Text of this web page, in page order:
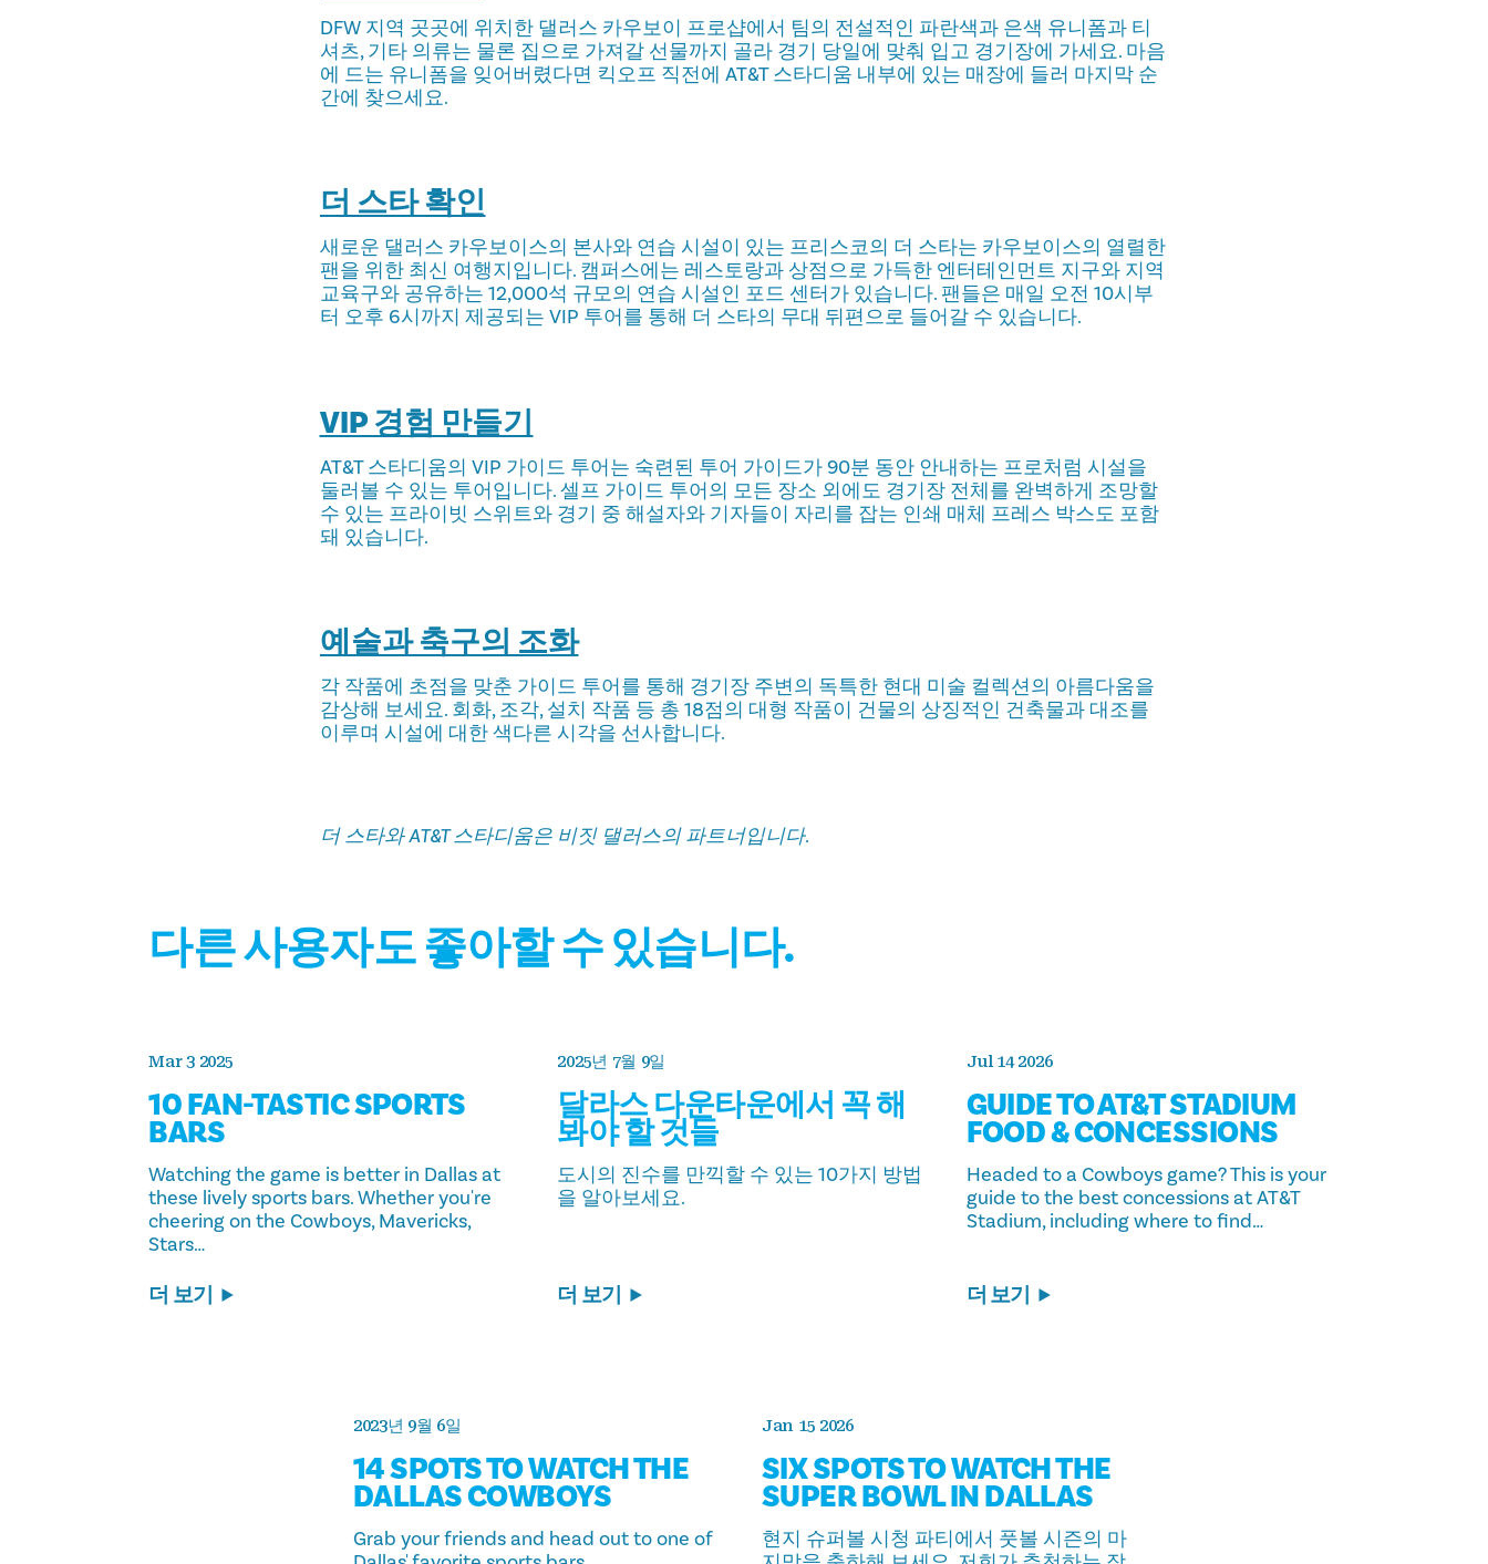
DFW 지역 곳곳에 위치한 댈러스 카우보이 프로샵에서 팀의 전설적인 파란색과 은색 유니폼과 티
셔츠, 기타 의류는 물론 집으로 가져갈 선물까지 골라 경기 당일에 맞춰 입고 경기장에 가세요. 마음
에 드는 유니폼을 잊어버렸다면 킥오프 직전에 AT&T 스타디움 내부에 있는 매장에 들러 마지막 순
간에 찾으세요.
더 스타 확인
새로운 댈러스 카우보이스의 본사와 연습 시설이 있는 프리스코의 더 스타는 카우보이스의 열렬한
팬을 위한 최신 여행지입니다. 캠퍼스에는 레스토랑과 상점으로 가득한 엔터테인먼트 지구와 지역
교육구와 공유하는 12,000석 규모의 연습 시설인 포드 센터가 있습니다. 팬들은 매일 오전 10시부
터 오후 6시까지 제공되는 VIP 투어를 통해 더 스타의 무대 뒤편으로 들어갈 수 있습니다.
VIP 경험 만들기
AT&T 스타디움의 VIP 가이드 투어는 숙련된 투어 가이드가 90분 동안 안내하는 프로처럼 시설을
둘러볼 수 있는 투어입니다. 셀프 가이드 투어의 모든 장소 외에도 경기장 전체를 완벽하게 조망할
수 있는 프라이빗 스위트와 경기 중 해설자와 기자들이 자리를 잡는 인쇄 매체 프레스 박스도 포함
돼 있습니다.
예술과 축구의 조화
각 작품에 초점을 맞춘 가이드 투어를 통해 경기장 주변의 독특한 현대 미술 컬렉션의 아름다움을
감상해 보세요. 회화, 조각, 설치 작품 등 총 18점의 대형 작품이 건물의 상징적인 건축물과 대조를
이루며 시설에 대한 색다른 시각을 선사합니다.
더 스타와 AT&T 스타디움은 비짓 댈러스의 파트너입니다.
다른 사용자도 좋아할 수 있습니다.
Mar 3 2025
10 FAN-TASTIC SPORTS
BARS
Watching the game is better in Dallas at
these lively sports bars. Whether you're
cheering on the Cowboys, Mavericks,
Stars…
더 보기
2025년 7월 9일
달라스 다운타운에서 꼭 해
봐야 할 것들
도시의 진수를 만끽할 수 있는 10가지 방법
을 알아보세요.
더 보기
Jul 14 2026
GUIDE TO AT&T STADIUM
FOOD & CONCESSIONS
Headed to a Cowboys game? This is your
guide to the best concessions at AT&T
Stadium, including where to find…
더 보기
2023년 9월 6일
14 SPOTS TO WATCH THE
DALLAS COWBOYS
Grab your friends and head out to one of
Jan 15 2026
SIX SPOTS TO WATCH THE
SUPER BOWL IN DALLAS
현지 슈퍼볼 시청 파티에서 풋볼 시즌의 마